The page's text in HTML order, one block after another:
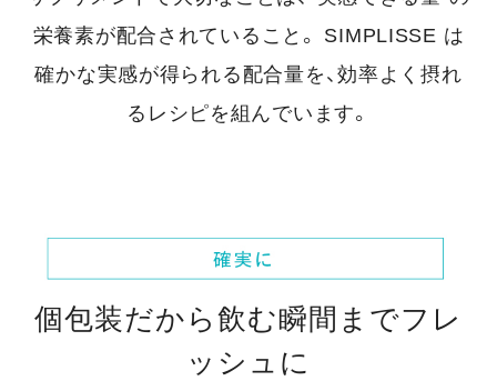
栄養素が配合されていること。
SIMPLISSE は
確かな実感が得られる配合量を、効率よく摂れ
るレシピを組んでいます。
個包装だから飲む瞬間までフレ
ッシュに